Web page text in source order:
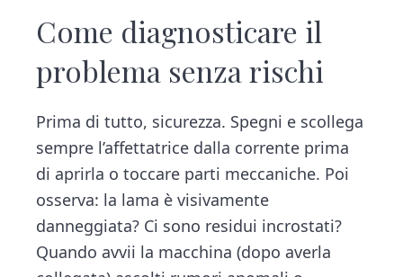
Come diagnosticare il
problema senza rischi
Prima di tutto, sicurezza. Spegni e scollega
sempre l’affettatrice dalla corrente prima
di aprirla o toccare parti meccaniche. Poi
osserva: la lama è visivamente
danneggiata? Ci sono residui incrostati?
Quando avvii la macchina (dopo averla